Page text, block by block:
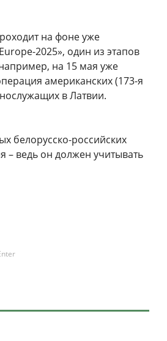
на фоне уже
2025», один из этапов
на 15 мая уже
американских (173-я
в Латвии.
белорусско-российских
– ведь он должен учитывать